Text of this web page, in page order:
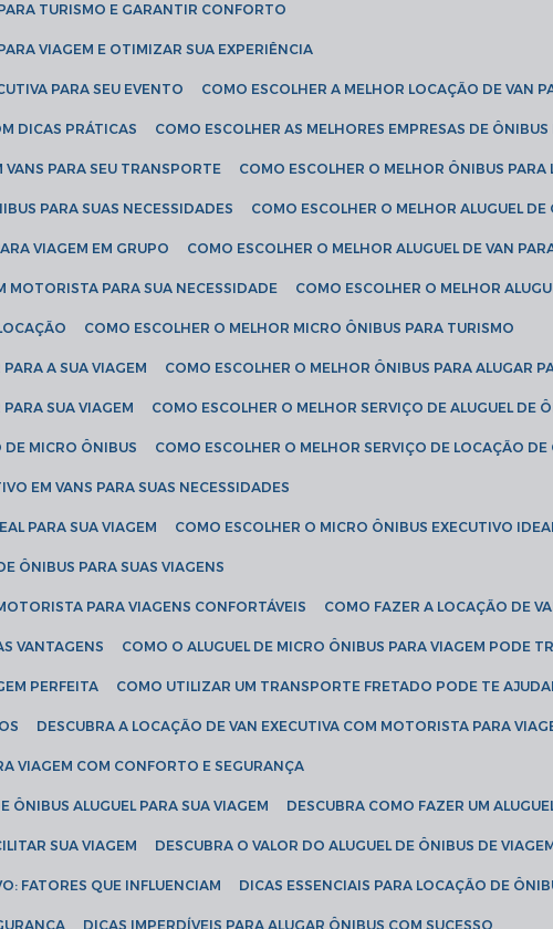
TURISMO E GARANTIR CONFORTO
VIAGEM E OTIMIZAR SUA EXPERIÊNCIA
PARA SEU EVENTO COMO ESCOLHER A MELHOR LOCAÇÃO DE VAN
DICAS PRÁTICAS COMO ESCOLHER AS MELHORES EMPRESAS DE
VANS PARA SEU TRANSPORTE COMO ESCOLHER O MELHOR ÔNIBUS
PARA SUAS NECESSIDADES COMO ESCOLHER O MELHOR ALUGUEL
VIAGEM EM GRUPO COMO ESCOLHER O MELHOR ALUGUEL DE VAN
MOTORISTA PARA SUA NECESSIDADE COMO ESCOLHER O MELHOR
COMO ESCOLHER O MELHOR MICRO ÔNIBUS PARA TURISMO
PARA A SUA VIAGEM COMO ESCOLHER O MELHOR ÔNIBUS PARA ALUGAR
PARA SUA VIAGEM COMO ESCOLHER O MELHOR SERVIÇO DE ALUGUEL DE
DE MICRO ÔNIBUS COMO ESCOLHER O MELHOR SERVIÇO DE LOCAÇÃO
EM VANS PARA SUAS NECESSIDADES
PARA SUA VIAGEM COMO ESCOLHER O MICRO ÔNIBUS EXECUTIVO
ÔNIBUS PARA SUAS VIAGENS
PARA VIAGENS CONFORTÁVEIS COMO FAZER A LOCAÇÃO DE
VANTAGENS COMO O ALUGUEL DE MICRO ÔNIBUS PARA VIAGEM PODE
PERFEITA COMO UTILIZAR UM TRANSPORTE FRETADO PODE TE
DESCUBRA A LOCAÇÃO DE VAN EXECUTIVA COM MOTORISTA PARA
VIAGEM COM CONFORTO E SEGURANÇA
ÔNIBUS ALUGUEL PARA SUA VIAGEM DESCUBRA COMO FAZER UM
SUA VIAGEM DESCUBRA O VALOR DO ALUGUEL DE ÔNIBUS DE
FATORES QUE INFLUENCIAM DICAS ESSENCIAIS PARA LOCAÇÃO DE
DICAS IMPERDÍVEIS PARA ALUGAR ÔNIBUS COM SUCESSO